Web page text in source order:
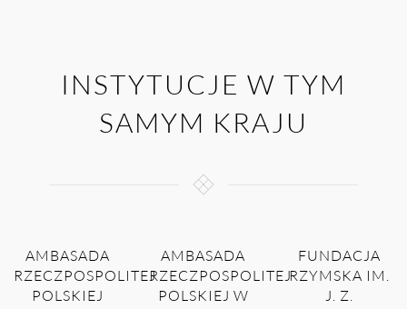
INSTYTUCJE W TYM
SAMYM KRAJU
AMBASADA
RZECZPOSPOLITEJ
POLSKIEJ
AMBASADA
RZECZPOSPOLITEJ
POLSKIEJ W
FUNDACJA
RZYMSKA IM.
J. Z.